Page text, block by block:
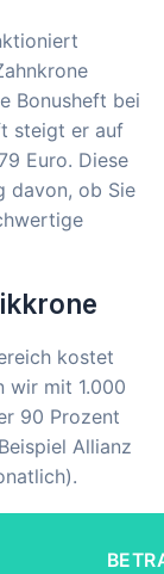
Bonusheft bei
steigt er auf
Euro. Diese
davon, ob Sie
kostet
wir mit 1.000
90 Prozent
Allianz